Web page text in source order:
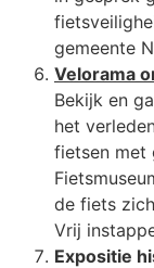
gemeente
Velorama
Bekijk en
het
fietsen met
de fiets
Vrij
Expositie